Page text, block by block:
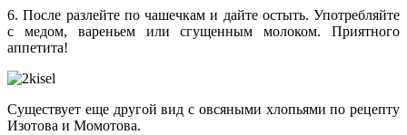
6. После разлейте по чашечкам и дайте остыть. Употребляйте
с медом, вареньем или сгущенным молоком. Приятного
аппетита!
Существует еще другой вид с овсяными хлопьями по рецепту
Изотова и Момотова.